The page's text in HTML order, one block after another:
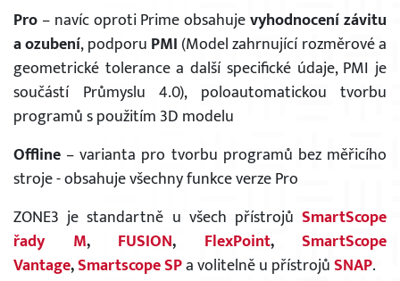
Pro – navíc oproti Prime obsahujevyhodnocení závitu
a ozubení, podporu PMI (Model zahrnující rozměrové a
geometrické tolerance a další specifické údaje, PMI je
součástí Průmyslu 4.0), poloautomatickou tvorbu
programů s použitím 3D modelu
Offline – varianta pro tvorbu programů bez měřicího
stroje - obsahuje všechny funkce verze Pro
ZONE3 je standartně u všech přístrojů SmartScope
řady M, FUSION, FlexPoint, SmartScope
Vantage,Smartscope SPa volitelně u přístrojůSNAP.​